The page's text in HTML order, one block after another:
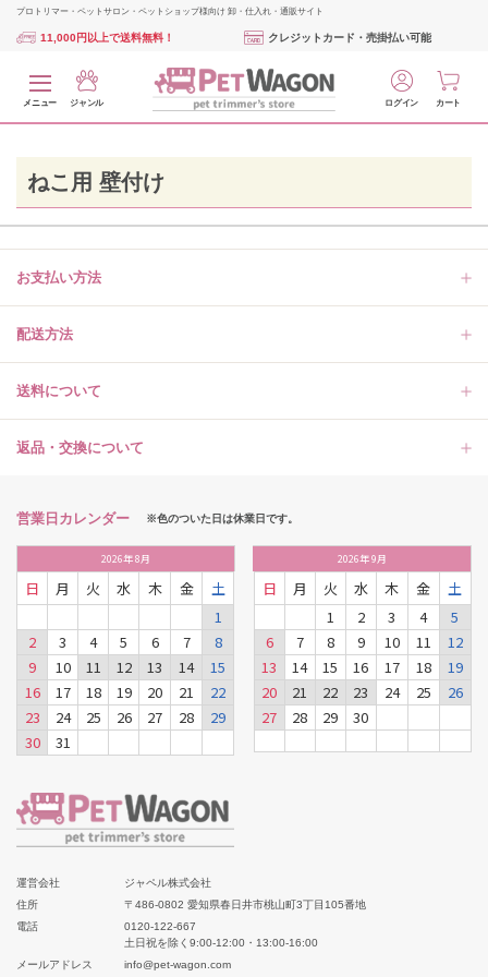
プロトリマー・ペットサロン・ペットショップ様向け 卸・仕入れ・通販サイト
11,000円以上で送料無料！ クレジットカード・売掛払い可能
メニュー ジャンル ログイン カート
ねこ用 壁付け
お支払い方法
配送方法
送料について
返品・交換について
営業日カレンダー ※色のついた日は休業日です。
2026年8月
日 月 火 水 木 金
土
1
2
3 4 5 6 7
8
9
10 11 12 13 14
15
16
17 18 19 20 21
22
23
24 25 26 27 28
29
30
31
2026年9月
日 月 火 水 木 金
土
1
2 3 4
5
6
7 8 9 10 11
12
13
14 15 16 17 18
19
20
21 22 23 24 25
26
27
28 29 30
運営会社
ジャペル株式会社
住所
〒486-0802 愛知県春日井市桃山町3丁目105番地
電話
0120-122-667
土日祝を除く9:00-12:00・13:00-16:00
メールアドレス
info@pet-wagon.com